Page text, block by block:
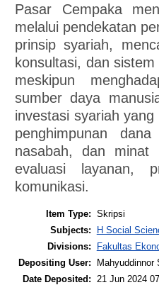
Pasar Cempaka
melalui pendekatan
prinsip syariah,
konsultasi, dan
meskipun
sumber daya
investasi syariah
penghimpunan
nasabah, dan minat
evaluasi layanan,
komunikasi.
Item Type: Skripsi
Subjects:
H Social
Divisions:
Fakultas
Depositing User:
Mahyuddinnor
Date Deposited:
21 Jun 2024